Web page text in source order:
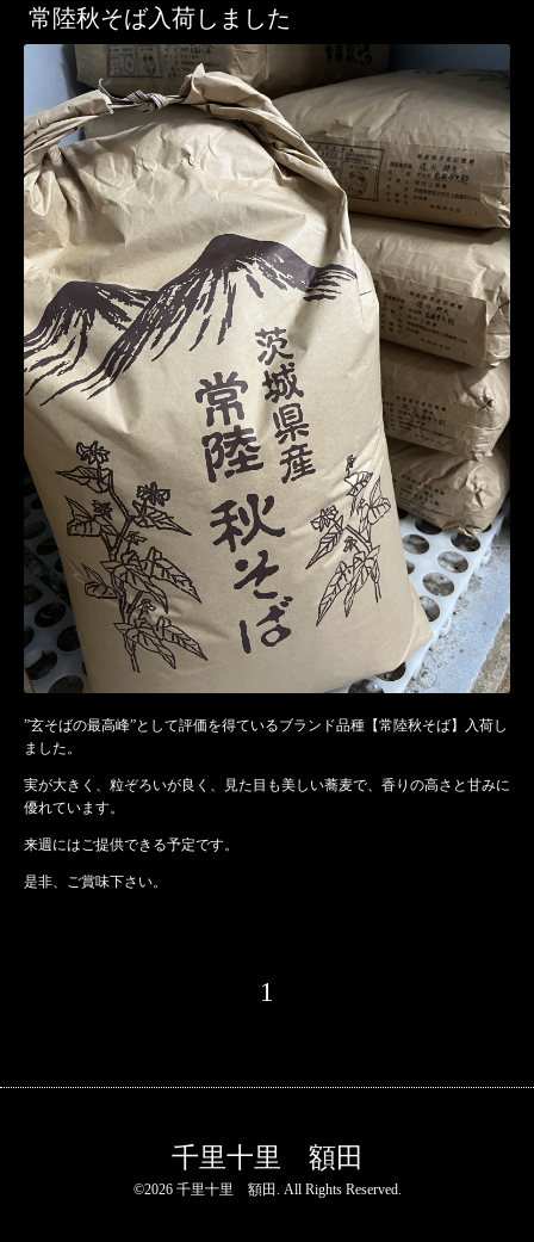
常陸秋そば入荷しました
”玄そばの最高峰”として評価を得ているブランド品種【常陸秋そば】入荷し
ました。
実が大きく、粒ぞろいが良く、見た目も美しい蕎麦で、香りの高さと甘みに
優れています。
来週にはご提供できる予定です。
是非、ご賞味下さい。
1
千里十里 額田
©2026 千里十里 額田 . All Rights Reserved.